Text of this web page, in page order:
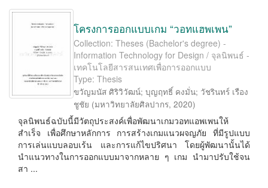
โครงการออกแบบเกม “วอทแฮพเพน”
Collection: Theses (Bachelor's degree) -
Information Technology for Design / จุลนิพนธ์ -
เทคโนโลยีสารสนเทศเพื่อการออกแบบ
Type: Thesis
ขวัญมนัส ศิริวิวัฒน์; บุญฤทธิ์ คงมั่น; วัชรินทร์ เรือง
ชูชัย (มหาวิทยาลัยศิลปากร, 2020)
จุลนิพนธ์ฉบับนี้มีวัตถุประสงค์เพื่อพัฒนาเกมวอทแอพเพนให้
สําเร็จ เพื่อศึกษาหลักการ การสร้างเกมแนวผจญภัย ที่มีรูปแบบ
การเล่นแบบลอบเร้น และการแก้ไขปริศนา โดยผู้พัฒนานั้นได้
นําแนวทางในการออกแบบมาจากหลาย ๆ เกม นํามาปรับใช้จน
สา ...